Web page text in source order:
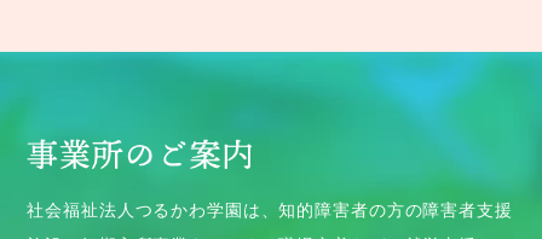
社会福祉法人つるかわ学園は、知的障害者の方の障害者支援